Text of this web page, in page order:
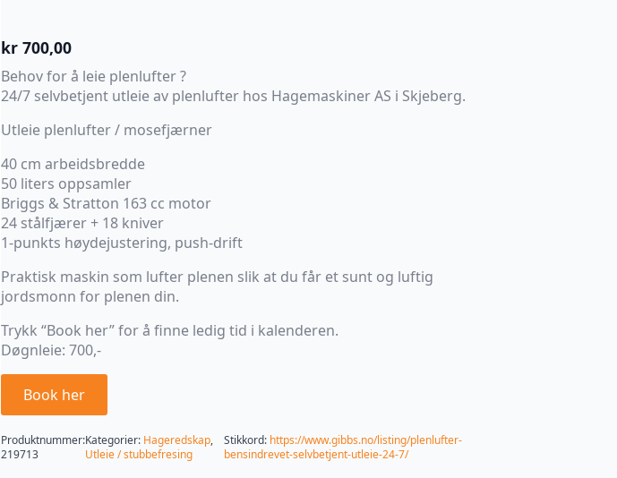
kr 700,00
Behov for å leie plenlufter ?
24/7 selvbetjent utleie av plenlufter hos Hagemaskiner AS i Skjeberg.
Utleie plenlufter / mosefjærner
40 cm arbeidsbredde
50 liters oppsamler
Briggs & Stratton 163 cc motor
24 stålfjærer + 18 kniver
1-punkts høydejustering, push-drift
Praktisk maskin som lufter plenen slik at du får et sunt og luftig
jordsmonn for plenen din.
Trykk “Book her” for å finne ledig tid i kalenderen.
Døgnleie: 700,-
Book her
Produktnummer:
219713
Kategorier: Hageredskap,
Utleie / stubbefresing
Stikkord: https://www.gibbs.no/listing/plenlufter-
bensindrevet-selvbetjent-utleie-24-7/